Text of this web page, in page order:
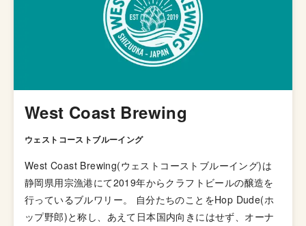
West Coast Brewing
ウェストコーストブルーイング
West Coast Brewing(ウェストコーストブルーイング)は
静岡県用宗漁港にて2019年からクラフトビールの醸造を
行っているブルワリー。 自分たちのことをHop Dude(ホ
ップ野郎)と称し、あえて日本国内向きにはせず、オーナ